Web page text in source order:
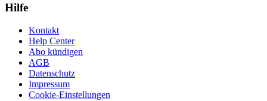
Hilfe
Kontakt
Help Center
Abo kündigen
AGB
Datenschutz
Impressum
Cookie-Einstellungen